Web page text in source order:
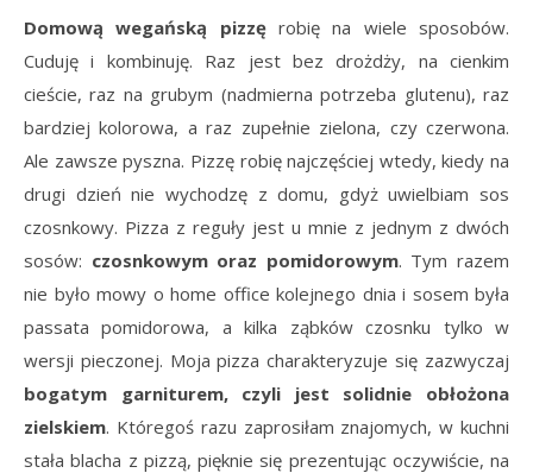
Domową wegańską pizzęrobię na wiele sposobów.
Cuduję i kombinuję. Raz jest bez drożdży, na cienkim
cieście, raz na grubym (nadmierna potrzeba glutenu), raz
bardziej kolorowa, a raz zupełnie zielona, czy czerwona.
Ale zawsze pyszna. Pizzę robię najczęściej wtedy, kiedy na
drugi dzień nie wychodzę z domu, gdyż uwielbiam sos
czosnkowy. Pizza z reguły jest u mnie z jednym z dwóch
sosów: czosnkowym oraz pomidorowym. Tym razem
nie było mowy o home office kolejnego dnia i sosem była
passata pomidorowa, a kilka ząbków czosnku tylko w
wersji pieczonej. Moja pizza charakteryzuje się zazwyczaj
bogatym garniturem, czyli jest solidnie obłożona
zielskiem. Któregoś razu zaprosiłam znajomych, w kuchni
stała blacha z pizzą, pięknie się prezentując oczywiście, na